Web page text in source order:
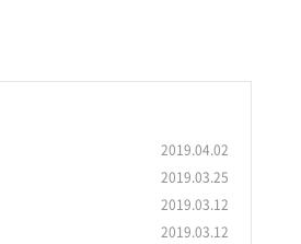
2019.04.02
2019.03.25
2019.03.12
2019.03.12